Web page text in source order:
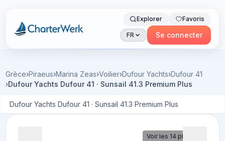
Charterwerk
Explorer Favoris
FR Se connecter
Grèce›Piraeus›Marina Zeas›Voilier›Dufour Yachts›Dufour 41
›Dufour Yachts Dufour 41 · Sunsail 41.3 Premium Plus
Dufour Yachts Dufour 41 · Sunsail 41.3 Premium Plus
Voir les 14 photos